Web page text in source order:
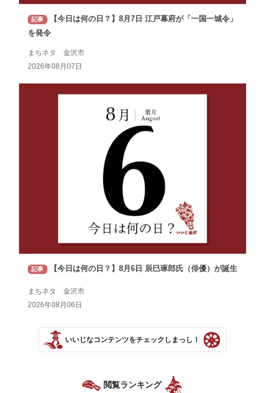
記事
【今日は何の日？】8月7日 江戸幕府が「一国一城令」
を発令
まちネタ 金沢市
2026年08月07日
記事 【今日は何の日？】8月6日 辰巳琢郎氏（俳優）が誕生
まちネタ 金沢市
2026年08月06日
いいじなコンテンツをチェックしまっし！
閲覧ランキング